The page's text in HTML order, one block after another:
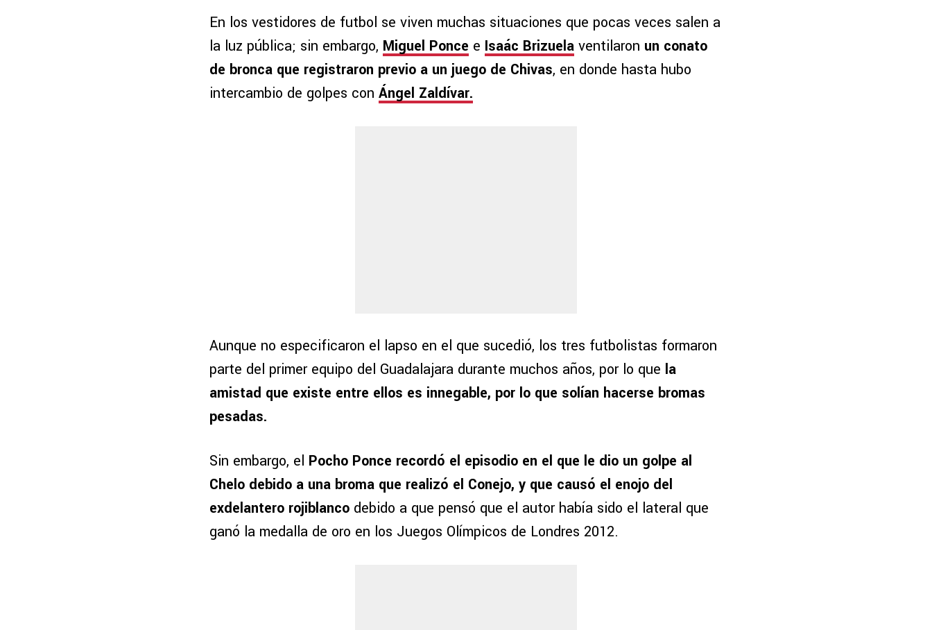
En los vestidores de futbol se viven muchas situaciones que pocas veces salen a
la luz pública; sin embargo, Miguel Ponce e Isaác Brizuela ventilaron un conato
de bronca que registraron previo a un juego de Chivas, en donde hasta hubo
intercambio de golpes con Ángel Zaldívar.
Aunque no especificaron el lapso en el que sucedió, los tres futbolistas formaron
parte del primer equipo del Guadalajara durante muchos años, por lo que la
amistad que existe entre ellos es innegable, por lo que solían hacerse bromas
pesadas.
Sin embargo, el Pocho Ponce recordó el episodio en el que le dio un golpe al
Chelo debido a una broma que realizó el Conejo, y que causó el enojo del
exdelantero rojiblanco debido a que pensó que el autor había sido el lateral que
ganó la medalla de oro en los Juegos Olímpicos de Londres 2012.